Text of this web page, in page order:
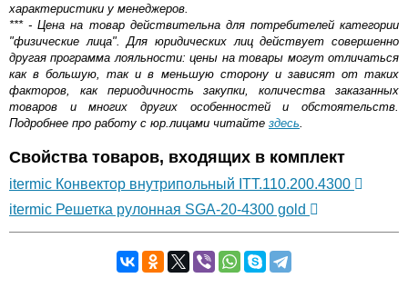
характеристики у менеджеров.
*** - Цена на товар действительна для потребителей категории
"физические лица". Для юридических лиц действует совершенно
другая программа лояльности: цены на товары могут отличаться
как в большую, так и в меньшую сторону и зависят от таких
факторов, как периодичность закупки, количества заказанных
товаров и многих других особенностей и обстоятельств.
Подробнее про работу с юр.лицами читайте здесь.
Свойства товаров, входящих в комплект
itermic Конвектор внутрипольный ITT.110.200.4300
itermic Решетка рулонная SGA-20-4300 gold